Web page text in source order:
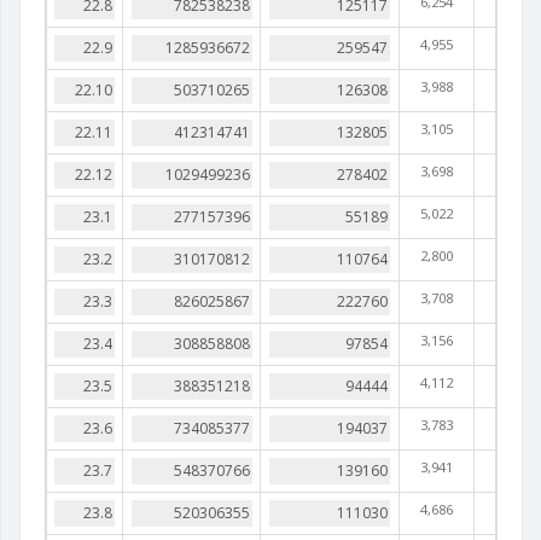
4,955
3,988
3,105
3,698
5,022
2,800
3,708
3,156
4,112
3,783
3,941
4,686